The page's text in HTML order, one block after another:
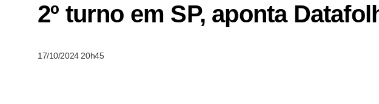
2º turno em SP, aponta
17/10/2024 20h45